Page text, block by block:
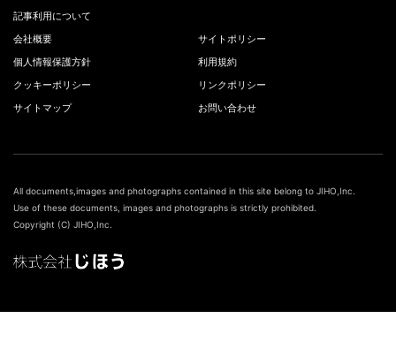
記事利用について
会社概要
サイトポリシー
個人情報保護方針
利用規約
クッキーポリシー
リンクポリシー
サイトマップ
お問い合わせ
All documents,images and photographs contained in this site belong to JIHO,Inc.
Use of these documents, images and photographs is strictly prohibited.
Copyright (C) JIHO,Inc.